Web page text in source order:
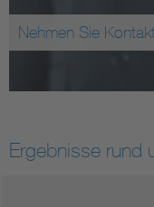
Nehmen Sie
Ergebnisse rund